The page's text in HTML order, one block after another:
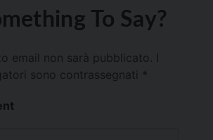
To Say?
email non sarà pubblicato.
sono contrassegnati *